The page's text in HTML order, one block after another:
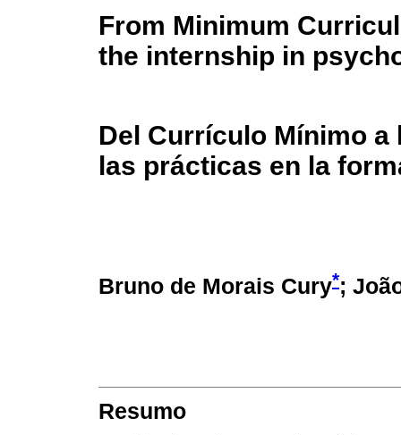
From Minimum
the internship in
Del Currículo Mínimo
las prácticas en la
Bruno de Morais Cury*;
Resumo